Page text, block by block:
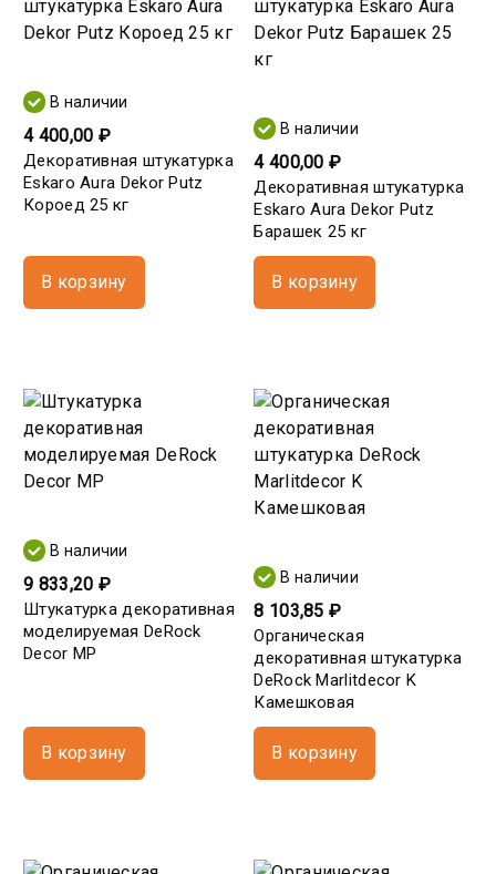
В наличии
4 400,00 ₽
Декоративная штукатурка
Eskaro Aura Dekor Putz
Короед 25 кг
В корзину
В наличии
4 400,00 ₽
Декоративная штукатурка
Eskaro Aura Dekor Putz
Барашек 25 кг
В корзину
В наличии
9 833,20 ₽
Штукатурка декоративная
моделируемая DeRock
Decor MP
В корзину
В наличии
8 103,85 ₽
Органическая
декоративная штукатурка
DeRock Marlitdecor K
Камешковая
В корзину